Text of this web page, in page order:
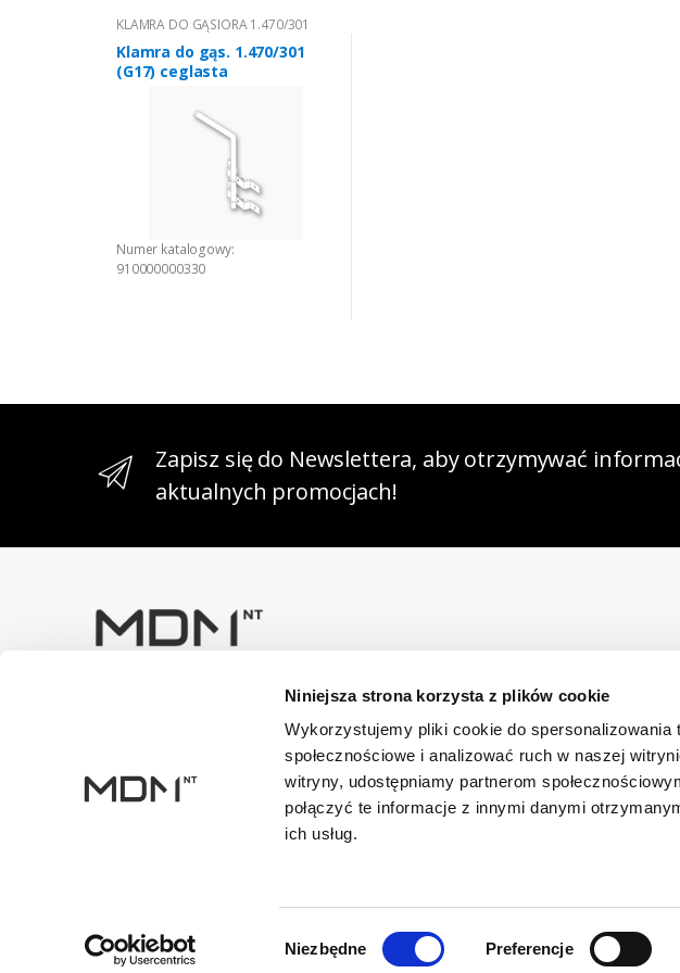
Niniejsza strona korzysta z plików cookie
Wykorzystujemy pliki cookie do
społecznościowe i analizować ruch w naszej
witryny, udostępniamy partnerom
połączyć te informacje z innymi danymi
ich usług.
Niezbędne Preferencje
KLAMRA DO GĄSIORA 1.470/301
Klamra do gąs. 1.470/301
(G17) ceglasta
Numer katalogowy:
910000000330
Zapisz się do Newslettera, aby otrzymywać
aktualnych promocjach!
Masz pytania? Skontaktuj się z
+48 33 47 94 400
Nasz adres e-mail
dok@mdmnt.com
Dane kontaktowe
NIP: 5482614481, MDM NT sp. z o.o., Bestwińska 143, 43-346 Bielsko-Biała, Polska